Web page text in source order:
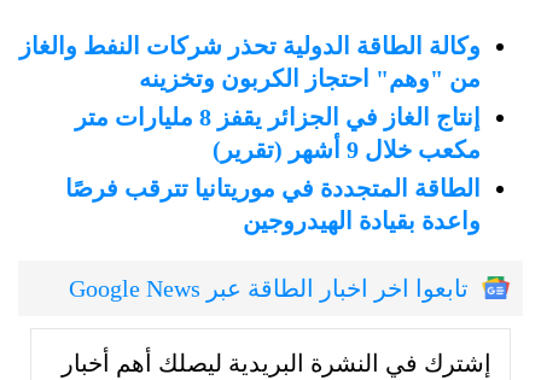
وكالة الطاقة الدولية تحذر شركات النفط والغاز
من "وهم" احتجاز الكربون وتخزينه
إنتاج الغاز في الجزائر يقفز 8 مليارات متر
مكعب خلال 9 أشهر (تقرير)
الطاقة المتجددة في موريتانيا تترقب فرصًا
واعدة بقيادة الهيدروجين
تابعوا اخر اخبار الطاقة عبر Google News
إشترك في النشرة البريدية ليصلك أهم أخبار